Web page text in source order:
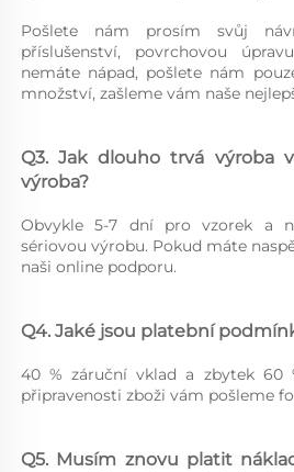
Pošlete nám prosím svůj
příslušenství, povrchovou
nemáte nápad, pošlete nám
množství, zašleme vám naše
Q3. Jak dlouho trvá výroba
výroba?
Obvykle 5-7 dní pro vzorek a
sériovou výrobu. Pokud máte
naši online podporu.
Q4. Jaké jsou platební
40 % záruční vklad a zbytek 60
připravenosti zboži vám pošleme
Q5. Musím znovu platit